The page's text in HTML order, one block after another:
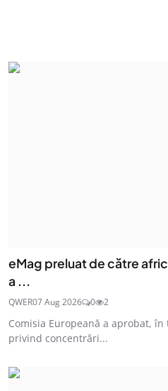
eMag preluat de către
a ...
QWER07 Aug 2026 0 2
Comisia Europeană a aprobat,
privind concentrări...